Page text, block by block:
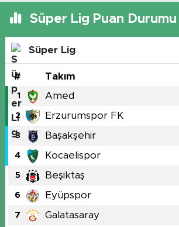
Süper Lig Puan Durumu
Süper Lig
# Takım
1 Amed
2 Erzurumspor FK
3 Başakşehir
4 Kocaelispor
5 Beşiktaş
6 Eyüpspor
7 Galatasaray